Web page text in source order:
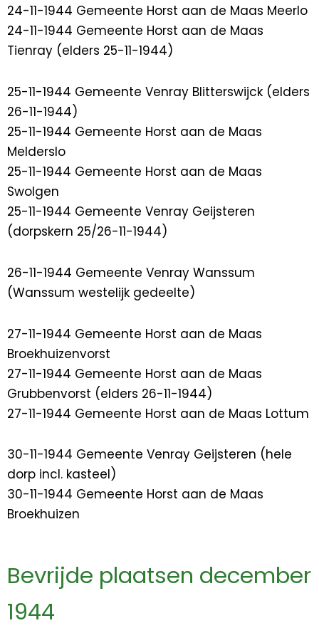
24-11-1944 Gemeente Horst aan de Maas Meerlo
24-11-1944 Gemeente Horst aan de Maas
Tienray (elders 25-11-1944)
25-11-1944 Gemeente Venray Blitterswijck (elders
26-11-1944)
25-11-1944 Gemeente Horst aan de Maas
Melderslo
25-11-1944 Gemeente Horst aan de Maas
Swolgen
25-11-1944 Gemeente Venray Geijsteren
(dorpskern 25/26-11-1944)
26-11-1944 Gemeente Venray Wanssum
(Wanssum westelijk gedeelte)
27-11-1944 Gemeente Horst aan de Maas
Broekhuizenvorst
27-11-1944 Gemeente Horst aan de Maas
Grubbenvorst (elders 26-11-1944)
27-11-1944 Gemeente Horst aan de Maas Lottum
30-11-1944 Gemeente Venray Geijsteren (hele
dorp incl. kasteel)
30-11-1944 Gemeente Horst aan de Maas
Broekhuizen
Bevrijde plaatsen december
1944